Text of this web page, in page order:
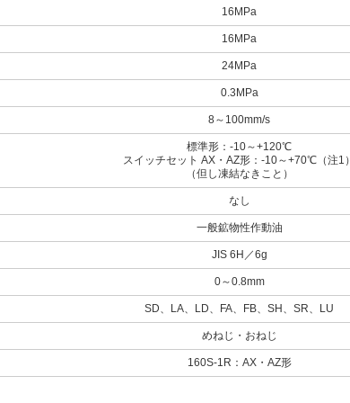
16MPa
16MPa
24MPa
0.3MPa
8～100mm/s
標準形：-10～+120℃
スイッチセット AX・AZ形：-10～+70℃（注1）
（但し凍結なきこと）
なし
一般鉱物性作動油
JIS 6H／6g
0～0.8mm
SD、LA、LD、FA、FB、SH、SR、LU
めねじ・おねじ
160S-1R：AX・AZ形